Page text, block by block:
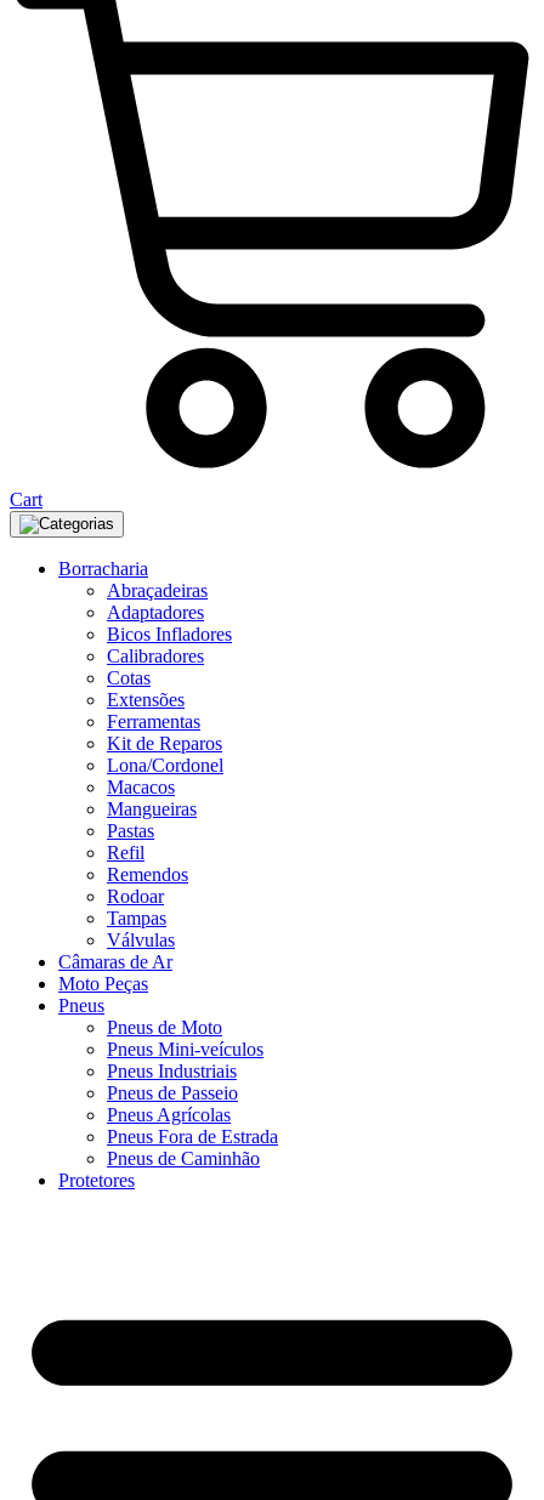
Cart
Categorias
Borracharia
Abraçadeiras
Adaptadores
Bicos Infladores
Calibradores
Cotas
Extensões
Ferramentas
Kit de Reparos
Lona/Cordonel
Macacos
Mangueiras
Pastas
Refil
Remendos
Rodoar
Tampas
Válvulas
Câmaras de Ar
Moto Peças
Pneus
Pneus de Moto
Pneus Mini-veículos
Pneus Industriais
Pneus de Passeio
Pneus Agrícolas
Pneus Fora de Estrada
Pneus de Caminhão
Protetores